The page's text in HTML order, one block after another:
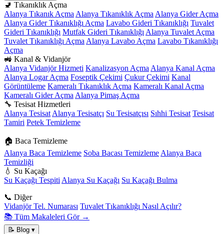
🚽 Tıkanıklık Açma
Alanya Tıkanık Açma Alanya Tıkanıklık Açma Alanya Gider Açma
Alanya Gider Tıkanıklığı Açma Lavabo Gideri Tıkanıklığı Tuvalet
Gideri Tıkanıklığı Mutfak Gideri Tıkanıklığı Alanya Tuvalet Açma
Tuvalet Tıkanıklığı Açma Alanya Lavabo Açma Lavabo Tıkanıklığı
Açma
🚜 Kanal & Vidanjör
Alanya Vidanjör Hizmeti Kanalizasyon Açma Alanya Kanal Açma
Alanya Logar Açma Foseptik Çekimi Çukur Çekimi Kanal
Görüntüleme Kameralı Tıkanıklık Açma Kameralı Kanal Açma
Kameralı Gider Açma Alanya Pimaş Açma
🔧 Tesisat Hizmetleri
Alanya Tesisat Alanya Tesisatçı Su Tesisatçısı Sıhhi Tesisat Tesisat
Tamiri Petek Temizleme
🏠 Baca Temizleme
Alanya Baca Temizleme Soba Bacası Temizleme Alanya Baca
Temizliği
💧 Su Kaçağı
Su Kaçağı Tespiti Alanya Su Kaçağı Su Kaçağı Bulma
📞 Diğer
Vidanjör Tel. Numarası Tuvalet Tıkanıklığı Nasıl Açılır?
📚 Tüm Makaleleri Gör →
📝 Blog ▾